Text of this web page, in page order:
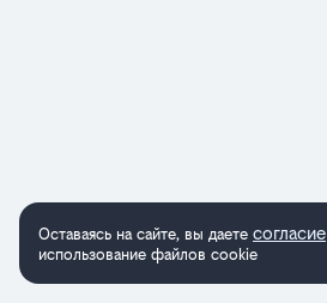
Оставаясь на сайте, вы даете согласие
использование файлов cookie